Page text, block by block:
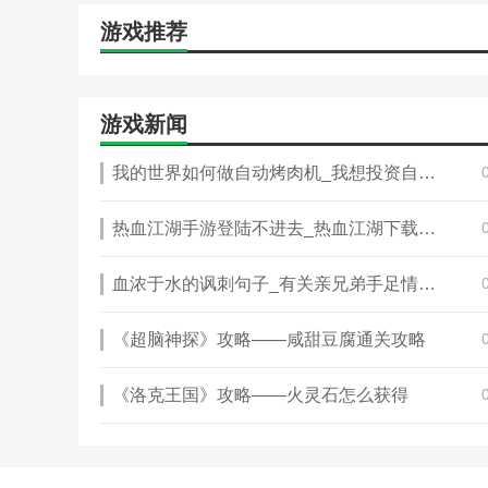
游戏推荐
游戏新闻
我的世界如何做自动烤肉机_我想投资自助火锅烤肉，做自助火锅烤肉赚钱
热血江湖手游登陆不进去_热血江湖下载后为什么不能运行呢!下载它需
血浓于水的讽刺句子_有关亲兄弟手足情深,血浓于水的句子
《超脑神探》攻略——咸甜豆腐通关攻略
《洛克王国》攻略——火灵石怎么获得